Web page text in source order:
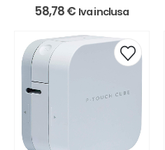
58,78€ Iva inclusa